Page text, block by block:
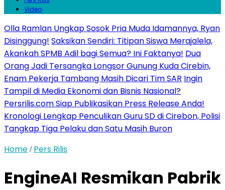
Video
Olla Ramlan Ungkap Sosok Pria Muda Idamannya, Ryan
Disinggung! Saksikan Sendiri: Titipan Siswa Merajalela,
Akankah SPMB Adil bagi Semua? Ini Faktanya! Dua
Orang Jadi Tersangka Longsor Gunung Kuda Cirebin,
Enam Pekerja Tambang Masih Dicari Tim SAR Ingin
Tampil di Media Ekonomi dan Bisnis Nasional?
Persrilis.com Siap Publikasikan Press Release Anda!
Kronologi Lengkap Penculikan Guru SD di Cirebon, Polisi
Tangkap Tiga Pelaku dan Satu Masih Buron
Home / Pers Rilis
EngineAI Resmikan Pabrik